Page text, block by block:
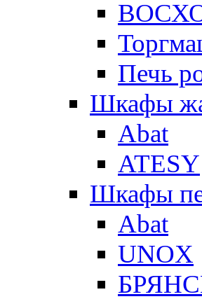
Печь
Шкафы
Abat
ATESY
Шкафы
Abat
UNOX